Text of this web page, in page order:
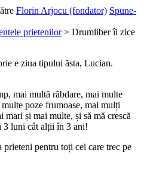
Florin Arjocu (fondator) Spune-
prietenilor> Drumliber îi zice
e ziua tipului ăsta, Lucian.
mai multă răbdare, mai multe
poze frumoase, mai mulți
și mai multe, și să mă crescă
3 luni cât alții în 3 ani!
pentru toți cei care trec pe